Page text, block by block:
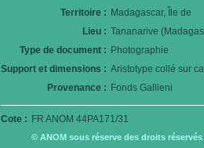
Territoire : Madagascar, Île de
Lieu : Tananarive
Type de document : Photographie
Support et dimensions : Aristotype collé sur
Provenance : Fonds Gallieni
Cote : FR ANOM 44PA171/31
© ANOM sous réserve des droits